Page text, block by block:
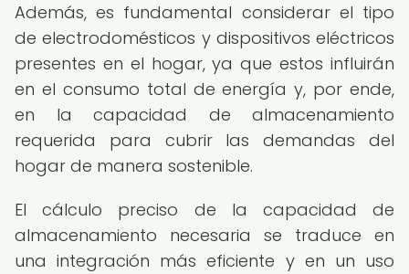
Además, es fundamental considerar el tipo
de electrodomésticos y dispositivos eléctricos
presentes en el hogar, ya que estos influirán
en el consumo total de energía y, por ende,
en la capacidad de almacenamiento
requerida para cubrir las demandas del
hogar de manera sostenible.
El cálculo preciso de la capacidad de
almacenamiento necesaria se traduce en
una integración más eficiente y en un uso